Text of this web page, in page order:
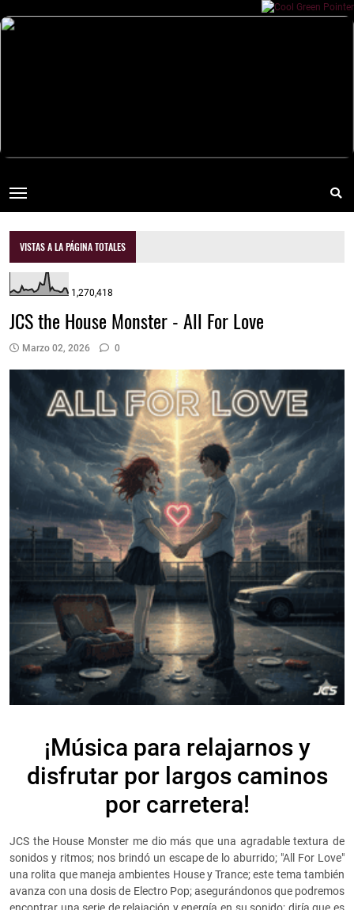
VISTAS A LA PÁGINA TOTALES
1,270,418
JCS the House Monster - All For Love
Marzo 02, 2026 0
¡Música para relajarnos y
disfrutar por largos caminos
por carretera!
JCS the House Monster me dio más que una agradable textura de
sonidos y ritmos; nos brindó un escape de lo aburrido; "All For Love"
una rolita que maneja ambientes House y Trance; este tema también
avanza con una dosis de Electro Pop; asegurándonos que podremos